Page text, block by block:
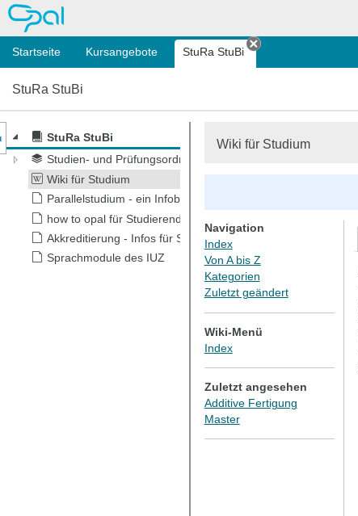
OPAL
Startseite Kursangebote StuRa StuBi
Tab schließen
StuRa StuBi
StuRa StuBi
Studien- und Prüfungsordnungen + Modulhandbücher
Wiki für Studium
Parallelstudium - ein Infoblatt
how to opal für Studierende
Akkreditierung - Infos für Studis
Sprachmodule des IUZ
des Kursmenüs
Wiki für Studium
Navigation
Index
Von A bis Z
Kategorien
Zuletzt geändert
Wiki-Menü
Index
Zuletzt angesehen
Additive Fertigung
Master